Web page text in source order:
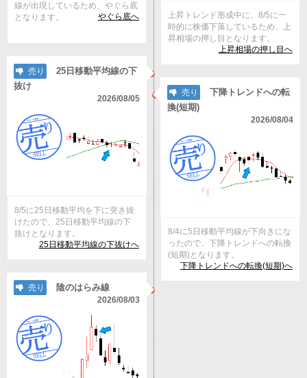
線が出現しているため、やぐら底
となります。
やぐら底へ
上昇トレンド形成中に、8/5に一
時的に株価下落しているため、上
昇相場の押し目となります。
上昇相場の押し目へ
売り
25日移動平均線の下
抜け
2026/08/05
8/5に25日移動平均を下に突き抜
けたので、25日移動平均線の下
抜けとなります。
25日移動平均線の下抜けへ
売り
下降トレンドへの転
換(短期)
2026/08/04
8/4に5日移動平均線が下向きにな
ったので、下降トレンドへの転換
(短期)となります。
下降トレンドへの転換(短期)へ
売り 陰のはらみ線
2026/08/03